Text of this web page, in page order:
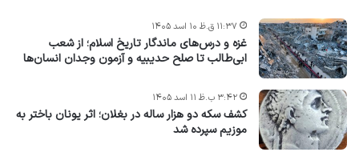
غزه و درس‌های ماندگار تاریخ اسلام؛ از شعب
ابی‌طالب تا صلح حدیبیه و آزمون وجدان انسان‌ها
۱۱:۳۷ ق.ظ ۱۰ اسد ۱۴۰۵
کشف سکه دو هزار ساله در بغلان؛ اثر یونان باختر به
موزیم سپرده شد
۳:۴۲ ب.ظ ۱۱ اسد ۱۴۰۵